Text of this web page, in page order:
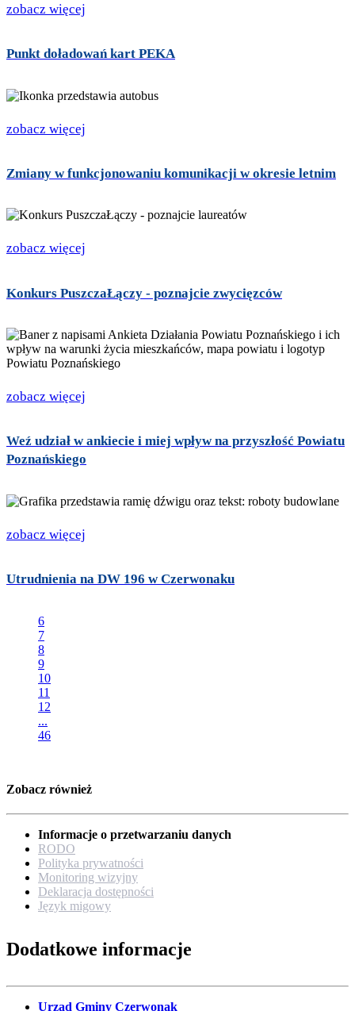
zobacz więcej
Punkt doładowań kart PEKA
zobacz więcej
Zmiany w funkcjonowaniu komunikacji w okresie letnim
zobacz więcej
Konkurs PuszczaŁączy - poznajcie zwycięzców
zobacz więcej
Weź udział w ankiecie i miej wpływ na przyszłość Powiatu
Poznańskiego
zobacz więcej
Utrudnienia na DW 196 w Czerwonaku
6
7
8
9
10
11
12
...
46
Zobacz również
Informacje o przetwarzaniu danych
RODO
Polityka prywatności
Monitoring wizyjny
Deklaracja dostępności
Język migowy
Dodatkowe informacje
Urząd Gminy Czerwonak